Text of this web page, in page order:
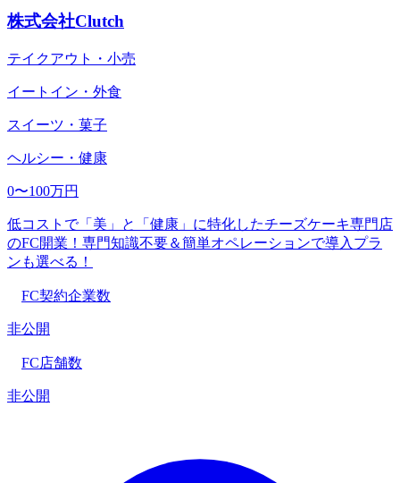
株式会社Clutch
テイクアウト・小売
イートイン・外食
スイーツ・菓子
ヘルシー・健康
0〜100万円
低コストで「美」と「健康」に特化したチーズケーキ専門店
のFC開業！専門知識不要＆簡単オペレーションで導入プラ
ンも選べる！
FC契約企業数
非公開
FC店舗数
非公開